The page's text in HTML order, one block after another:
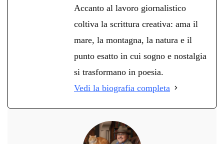
Accanto al lavoro giornalistico
coltiva la scrittura creativa: ama il
mare, la montagna, la natura e il
punto esatto in cui sogno e nostalgia
si trasformano in poesia.
Vedi la biografia completa